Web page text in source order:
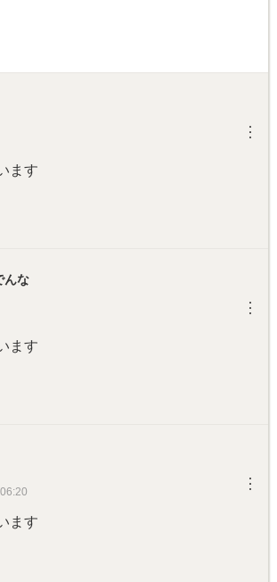
︙
ます
んな
︙
ます
︙
ます